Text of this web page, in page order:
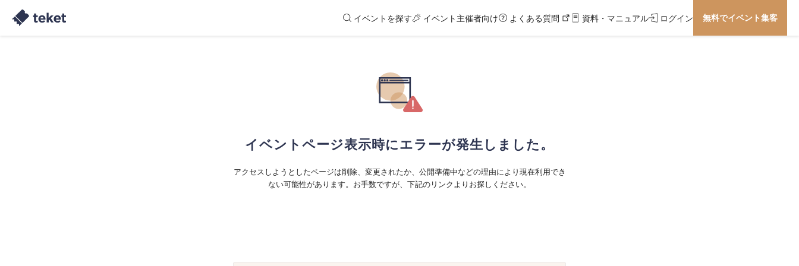
イベントを探す イベント主催者向け よくある質問 資料・マニュアル ログイン 無料でイベント集客
イベントページ表示時にエラーが発生しました。
アクセスしようとしたページは削除、変更されたか、公開準備中などの理由により現在利用でき
ない可能性があります。お手数ですが、下記のリンクよりお探しください。